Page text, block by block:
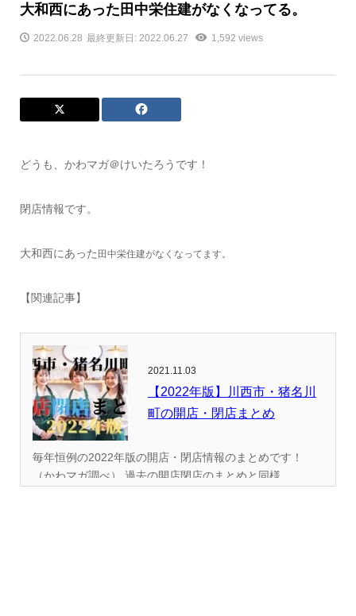
大和西にあった田中栄住建がなくなってる。
2022.06.28 最終更新日: 2022.06.27 1,592 views
どうも、かわマガ＠けいたろうです！
閉店情報です。
大和西にあった 田中栄住建がなくなってます。
【関連記事】
2021.11.03
【2022年版】川西市・猪名川
町の開店・閉店まとめ
毎年恒例の2022年版の開店・閉店情報のまとめです！
（かわマガ調べ） 過去の開店閉店のまとめと同様...